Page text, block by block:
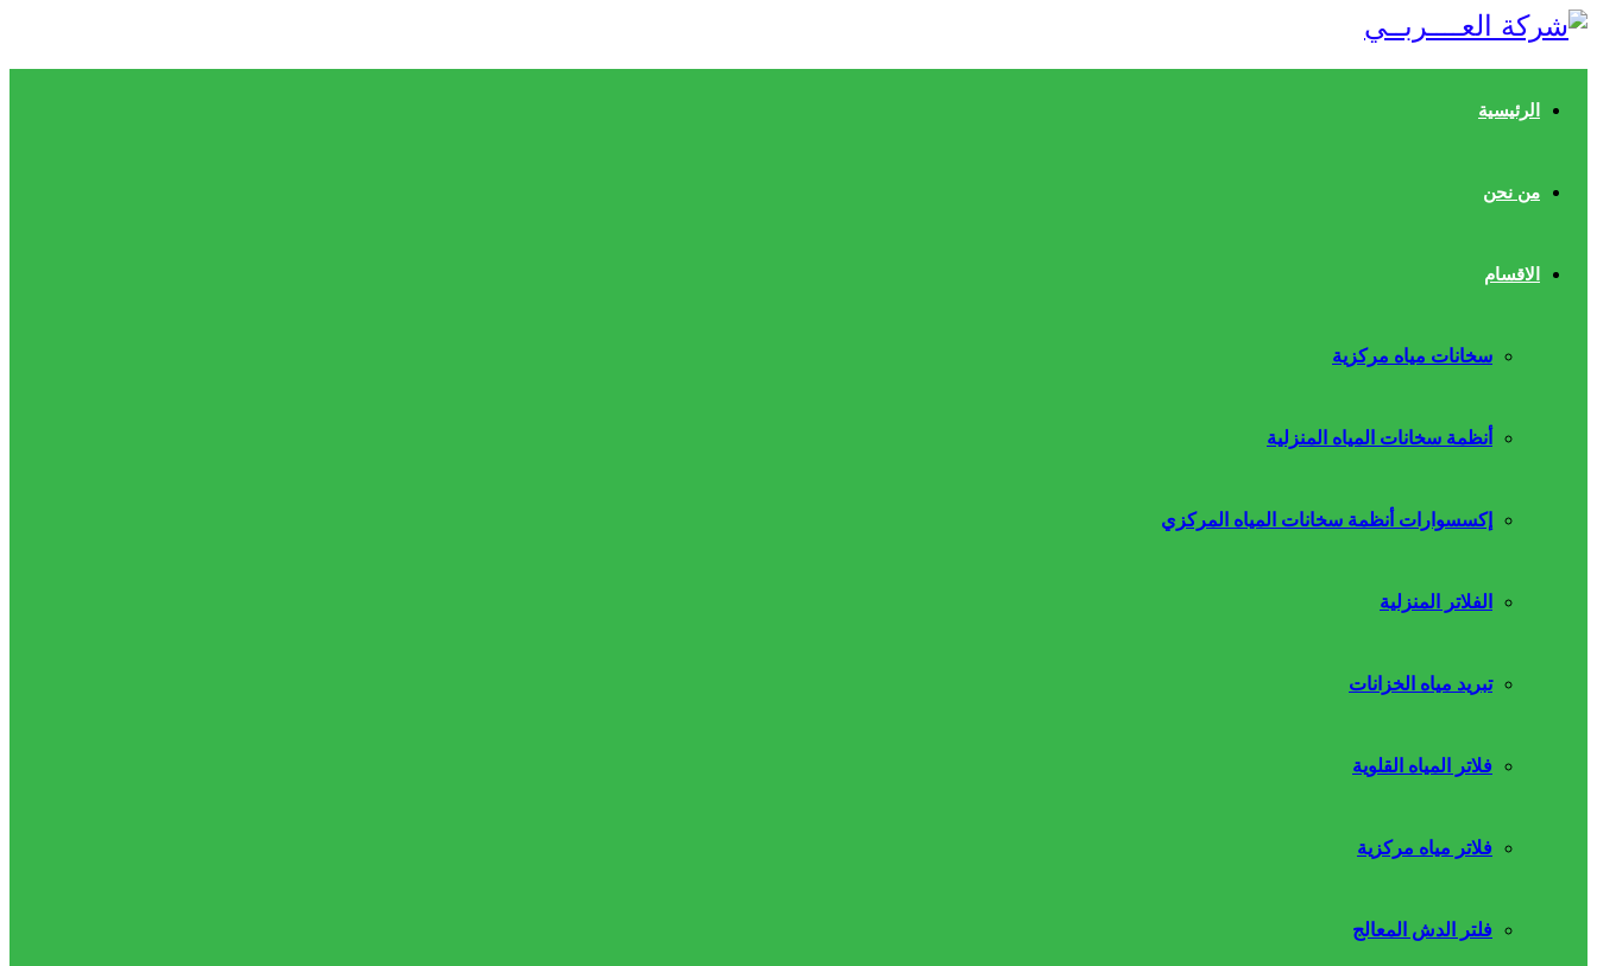
الرئيسية
من نحن
الاقسام
سخانات مياه مركزية
أنظمة سخانات المياه المنزلية
إكسسوارات أنظمة سخانات المياه المركزي
الفلاتر المنزلية
تبريد مياه الخزانات
فلاتر المياه القلوية
فلاتر مياه مركزية
فلتر الدش المعالج